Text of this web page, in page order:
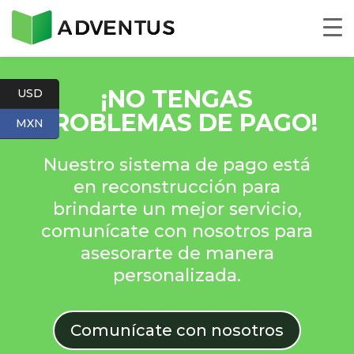
¡NO TENGAS
PROBLEMAS DE PAGO!
Nuestro sistema de pago está
en reconstrucción para
brindarte un mejor servicio,
comunícate con nosotros para
asesorarte de manera
personalizada.
Comunícate con nosotros
USD
MXN